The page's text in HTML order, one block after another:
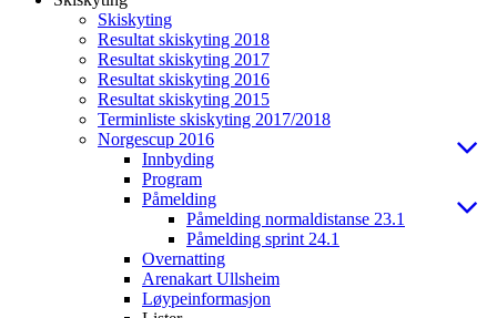
Skiskyting
Resultat skiskyting 2018
Resultat skiskyting 2017
Resultat skiskyting 2016
Resultat skiskyting 2015
Terminliste skiskyting 2017/2018
Norgescup 2016
Innbyding
Program
Påmelding
Påmelding normaldistanse 23.1
Påmelding sprint 24.1
Overnatting
Arenakart Ullsheim
Løypeinformasjon